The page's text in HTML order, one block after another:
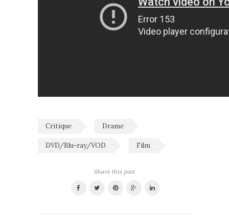
Critique Drame
DVD/Blu-ray/VOD Film
Share this post